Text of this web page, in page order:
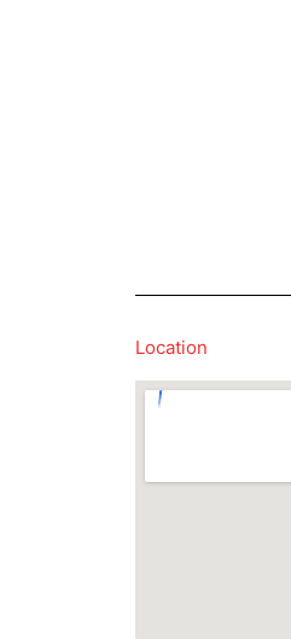
Location